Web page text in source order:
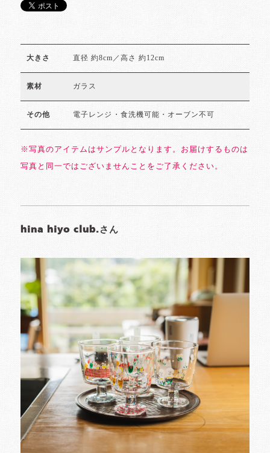
大きさ 直径 約8cm／高さ 約12cm
素材 ガラス
その他 電子レンジ・食洗機可能・オーブン不可
※写真のアイテムはサンプルとなります。お届けするものは
写真と同一ではございませんことをご了承ください。
hina hiyo club.さん